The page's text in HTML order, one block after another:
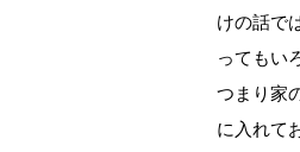
けの話で
ってもい
つまり家
に入れて